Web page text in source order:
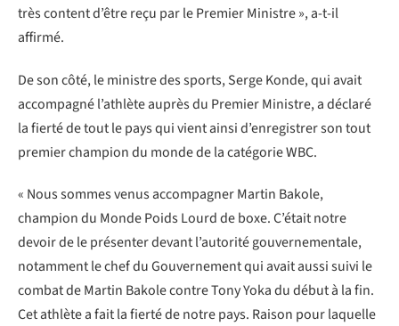
très content d’être reçu par le Premier Ministre », a-t-il
affirmé.
De son côté, le ministre des sports, Serge Konde, qui avait
accompagné l’athlète auprès du Premier Ministre, a déclaré
la fierté de tout le pays qui vient ainsi d’enregistrer son tout
premier champion du monde de la catégorie WBC.
« Nous sommes venus accompagner Martin Bakole,
champion du Monde Poids Lourd de boxe. C’était notre
devoir de le présenter devant l’autorité gouvernementale,
notamment le chef du Gouvernement qui avait aussi suivi le
combat de Martin Bakole contre Tony Yoka du début à la fin.
Cet athlète a fait la fierté de notre pays. Raison pour laquelle